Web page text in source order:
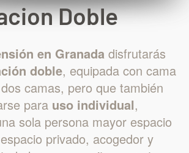
Doble
en Granada disfrutarás
doble, equipada con cama
camas, pero que también
para uso individual,
sola persona mayor espacio
privado, acogedor y